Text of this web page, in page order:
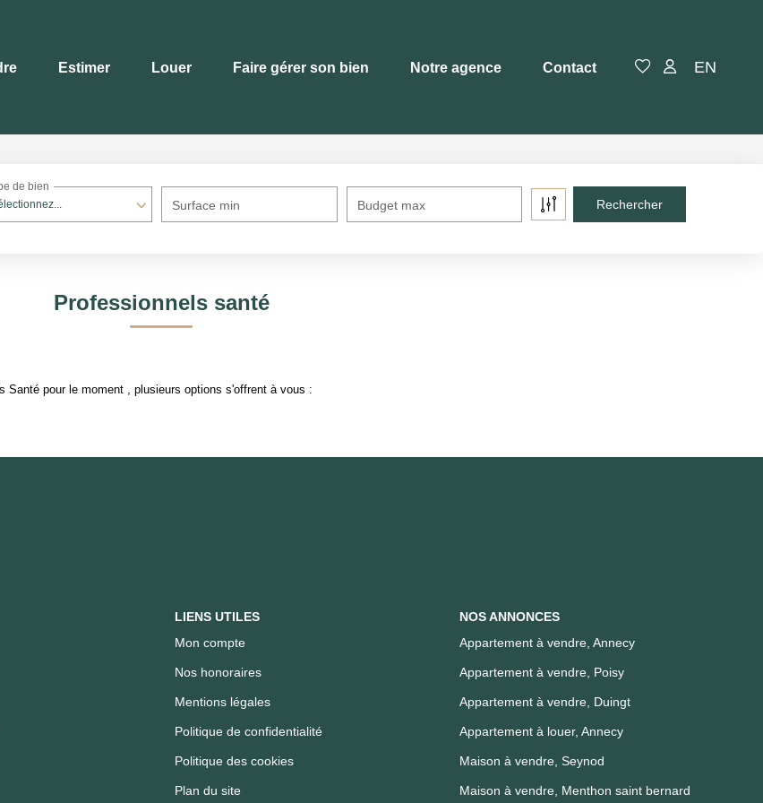
Estimer Louer Faire gérer son bien Notre agence Contact EN
de bien
Surface min Budget max
Professionnels santé
Santé pour le moment , plusieurs options s'offrent à vous :
LIENS UTILES
Mon compte
Nos honoraires
Mentions légales
Politique de confidentialité
Politique des cookies
Plan du site
NOS ANNONCES
Appartement à vendre, Annecy
Appartement à vendre, Poisy
Appartement à vendre, Duingt
Appartement à louer, Annecy
Maison à vendre, Seynod
Maison à vendre, Menthon saint bernard